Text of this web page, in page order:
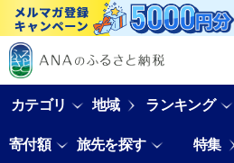
カテゴリ 地域 ランキング
寄付額 旅先を探す 特集